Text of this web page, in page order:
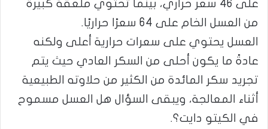
على 46 سعر حراري، بينما تحتوي ملعقة كبيرة
من العسل الخام على 64 سعرًا حراريًا.
العسل يحتوي على سعرات حرارية أعلى ولكنه
عادةً ما يكون أحلى من السكر العادي حيث يتم
تجريد سكر المائدة من الكثير من حلاوته الطبيعية
أثناء المعالجة، ويبقى السؤال هل العسل مسموح
في الكيتو دايت؟.